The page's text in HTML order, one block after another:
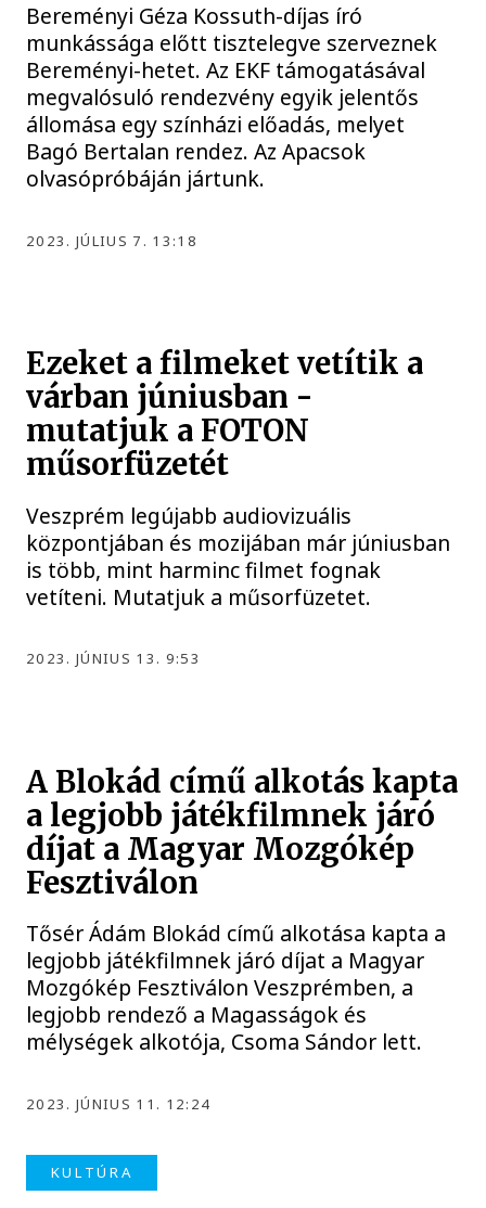
Bereményi Géza Kossuth-díjas író
munkássága előtt tisztelegve szerveznek
Bereményi-hetet. Az EKF támogatásával
megvalósuló rendezvény egyik jelentős
állomása egy színházi előadás, melyet
Bagó Bertalan rendez. Az Apacsok
olvasópróbáján jártunk.
2023. JÚLIUS 7. 13:18
Ezeket a filmeket vetítik a
várban júniusban -
mutatjuk a FOTON
műsorfüzetét
Veszprém legújabb audiovizuális
központjában és mozijában már júniusban
is több, mint harminc filmet fognak
vetíteni. Mutatjuk a műsorfüzetet.
2023. JÚNIUS 13. 9:53
A Blokád című alkotás kapta
a legjobb játékfilmnek járó
díjat a Magyar Mozgókép
Fesztiválon
Tősér Ádám Blokád című alkotása kapta a
legjobb játékfilmnek járó díjat a Magyar
Mozgókép Fesztiválon Veszprémben, a
legjobb rendező a Magasságok és
mélységek alkotója, Csoma Sándor lett.
2023. JÚNIUS 11. 12:24
KULTÚRA